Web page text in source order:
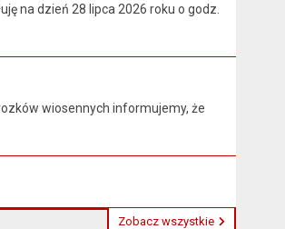
na dzień 28 lipca 2026 roku o godz.
wiosennych informujemy, że
Zobacz wszystkie